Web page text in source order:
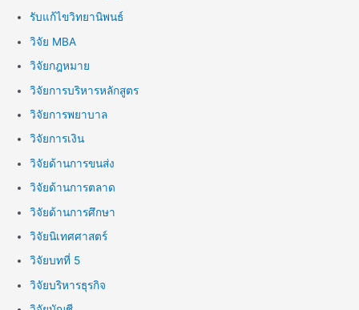
รับแก้ไขวิทยานิพนธ์
วิจัย MBA
วิจัยกฎหมาย
วิจัยการบริหารหลักสูตร
วิจัยการพยาบาล
วิจัยการเงิน
วิจัยด้านการขนส่ง
วิจัยด้านการตลาด
วิจัยด้านการศึกษา
วิจัยนิเทศศาสตร์
วิจัยบทที่ 5
วิจัยบริหารธุรกิจ